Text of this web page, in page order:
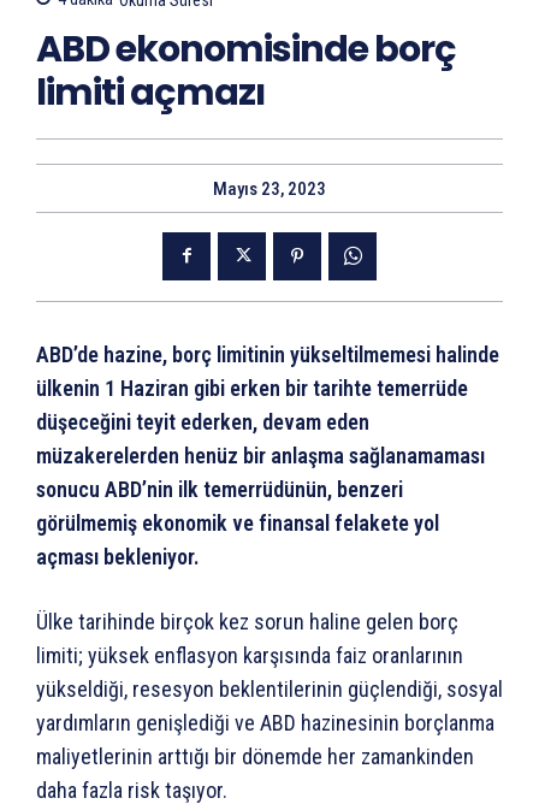
ABD ekonomisinde borç
limiti açmazı
Mayıs 23, 2023
ABD’de hazine, borç limitinin yükseltilmemesi halinde
ülkenin 1 Haziran gibi erken bir tarihte temerrüde
düşeceğini teyit ederken, devam eden
müzakerelerden henüz bir anlaşma sağlanamaması
sonucu ABD’nin ilk temerrüdünün, benzeri
görülmemiş ekonomik ve finansal felakete yol
açması bekleniyor.
Ülke tarihinde birçok kez sorun haline gelen borç
limiti; yüksek enflasyon karşısında faiz oranlarının
yükseldiği, resesyon beklentilerinin güçlendiği, sosyal
yardımların genişlediği ve ABD hazinesinin borçlanma
maliyetlerinin arttığı bir dönemde her zamankinden
daha fazla risk taşıyor.